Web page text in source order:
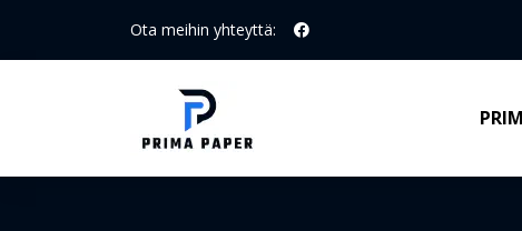
Ota meihin yhteyttä: